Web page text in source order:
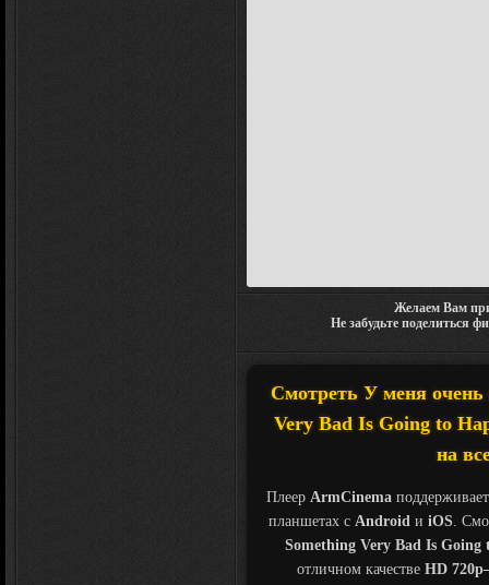
Желаем Вам
Не забудьте поделиться
Смотреть У меня очень
Very Bad Is Going to
на
Плеер ArmCinema
планшетах с Android и iOS.
Something Very Bad Is
отличном качестве HD